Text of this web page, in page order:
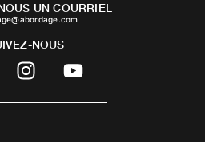
UN COURRIEL
NOUS
I
n
s
Y
o
u